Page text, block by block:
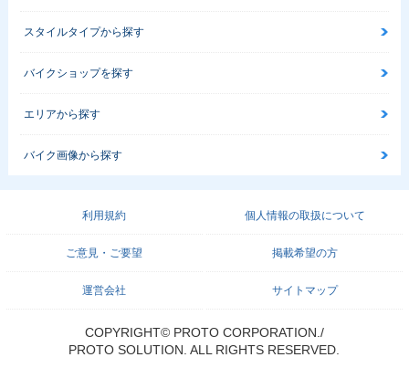
スタイルタイプから探す
バイクショップを探す
エリアから探す
バイク画像から探す
利用規約 個人情報の取扱について
ご意見・ご要望 掲載希望の方
運営会社 サイトマップ
COPYRIGHT© PROTO CORPORATION./
PROTO SOLUTION. ALL RIGHTS RESERVED.